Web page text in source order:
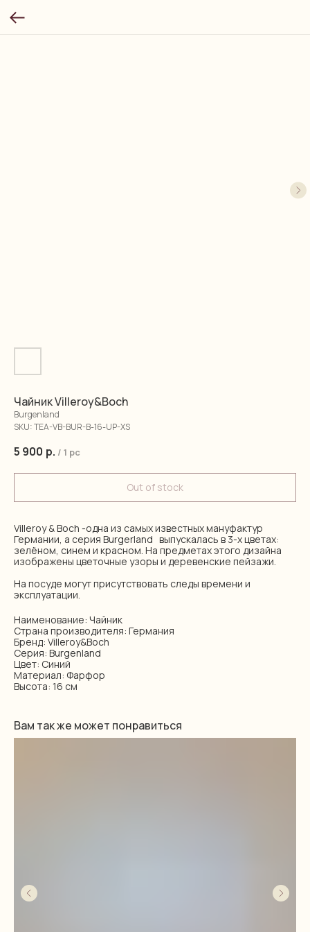
Чайник Villeroy&Boch
Burgenland
SKU:TEA-VB-BUR-B-16-UP-XS
5 900 р. / 1 pc
Out of stock
Villeroy & Boch -одна из самых известных мануфактур
Германии, а серия Burgerland выпускалась в 3-х цветах:
зелёном, синем и красном. На предметах этого дизайна
изображены цветочные узоры и деревенские пейзажи.
На посуде могут присутствовать следы времени и
эксплуатации.
Наименование: Чайник
Страна производителя: Германия
Бренд: Villeroy&Boch
Серия: Burgenland
Цвет: Синий
Материал: Фарфор
Высота: 16 см
Вам так же может понравиться